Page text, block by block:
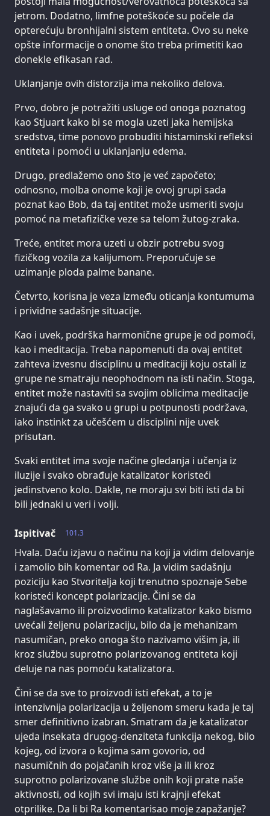
jetrom. Dodatno, limfne poteškoće su počele da
opterećuju bronhijalni sistem entiteta. Ovo su neke
opšte informacije o onome što treba primetiti kao
donekle efikasan rad.
Uklanjanje ovih distorzija ima nekoliko delova.
Prvo, dobro je potražiti usluge od onoga poznatog
kao Stjuart kako bi se mogla uzeti jaka hemijska
sredstva, time ponovo probuditi histaminski refleksi
entiteta i pomoći u uklanjanju edema.
Drugo, predlažemo ono što je već započeto;
odnosno, molba onome koji je ovoj grupi sada
poznat kao Bob, da taj entitet može usmeriti svoju
pomoć na metafizičke veze sa telom žutog-zraka.
Treće, entitet mora uzeti u obzir potrebu svog
fizičkog vozila za kalijumom. Preporučuje se
uzimanje ploda palme banane.
Četvrto, korisna je veza između oticanja kontumuma
i prividne sadašnje situacije.
Kao i uvek, podrška harmonične grupe je od pomoći,
kao i meditacija. Treba napomenuti da ovaj entitet
zahteva izvesnu disciplinu u meditaciji koju ostali iz
grupe ne smatraju neophodnom na isti način. Stoga,
entitet može nastaviti sa svojim oblicima meditacije
znajući da ga svako u grupi u potpunosti podržava,
iako instinkt za učešćem u disciplini nije uvek
prisutan.
Svaki entitet ima svoje načine gledanja i učenja iz
iluzije i svako obrađuje katalizator koristeći
jedinstveno kolo. Dakle, ne moraju svi biti isti da bi
bili jednaki u veri i volji.
101.3
Ispitivač
Hvala. Daću izjavu o načinu na koji ja vidim delovanje
i zamolio bih komentar od Ra. Ja vidim sadašnju
poziciju kao Stvoritelja koji trenutno spoznaje Sebe
koristeći koncept polarizacije. Čini se da
naglašavamo ili proizvodimo katalizator kako bismo
uvećali željenu polarizaciju, bilo da je mehanizam
nasumičan, preko onoga što nazivamo višim ja, ili
kroz službu suprotno polarizovanog entiteta koji
deluje na nas pomoću katalizatora.
Čini se da sve to proizvodi isti efekat, a to je
intenzivnija polarizacija u željenom smeru kada je taj
smer definitivno izabran. Smatram da je katalizator
ujeda insekata drugog-denziteta funkcija nekog, bilo
kojeg, od izvora o kojima sam govorio, od
nasumičnih do pojačanih kroz više ja ili kroz
suprotno polarizovane službe onih koji prate naše
aktivnosti, od kojih svi imaju isti krajnji efekat
otprilike. Da li bi Ra komentarisao moje zapažanje?